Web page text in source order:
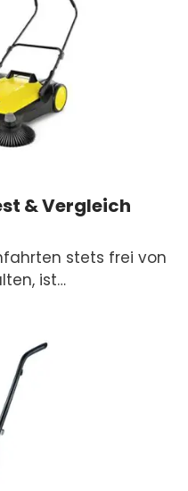
& Vergleich
stets frei von
ist…